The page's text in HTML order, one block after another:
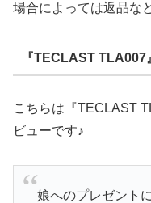
場合によっては返品な
『TECLAST TLA007
こちらは『TECLAST
ビューです♪
娘へのプレゼント